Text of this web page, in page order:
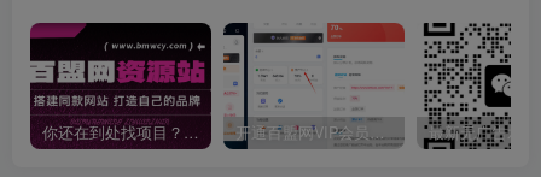
你还在到处找项目？还在当韭菜？我靠卖项目一个月收入5万+，曾经我也是个失败者。 开通百盟网VIP会员，尊享全站资源免费下载，享70%的推广提成！！【限时五折优惠】